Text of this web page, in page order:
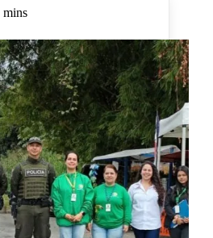
mins